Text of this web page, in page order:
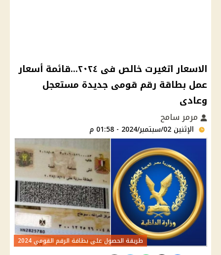
الاسعار اتغيرت خالص فى ٢٠٢٤...قائمة أسعار
عمل بطاقة رقم قومى جديدة مستعجل
وعادى
مرمر سامح
الإثنين 02/سبتمبر/2024 - 01:58 م
طريقة الحصول على بطاقة الرقم القومي 2024